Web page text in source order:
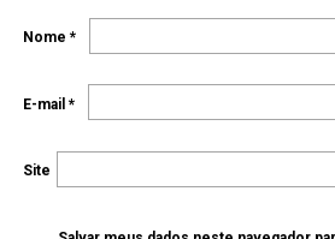
Nome *
E-mail *
Site